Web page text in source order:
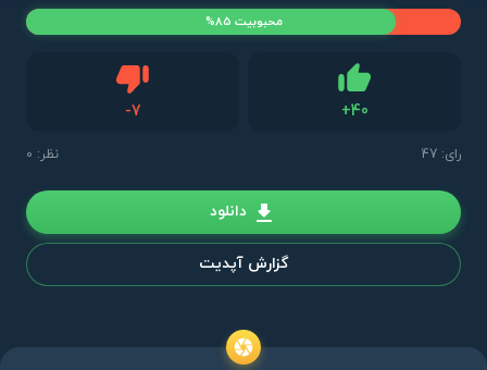
+40
-7دیس لایک
رای: 47 نظر: 0
محبوبیت 85%
دانلود
گزارش آپدیت